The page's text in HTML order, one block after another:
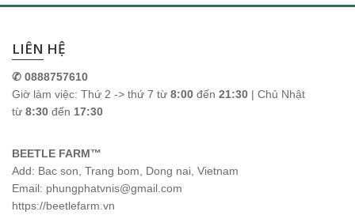
LIÊN HỆ
✆ 0888757610
Giờ làm việc: Thứ 2 -> thứ 7 từ 8:00 đến 21:30 | Chủ Nhật
từ 8:30 đến 17:30
BEETLE FARM™
Add: Bac son, Trang bom, Dong nai, Vietnam
Email: phungphatvnis@gmail.com
https://beetlefarm.vn